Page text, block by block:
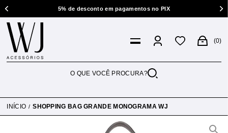
5% de desconto em pagamentos no PIX
0
INÍCIO SHOPPING BAG GRANDE MONOGRAMA WJ